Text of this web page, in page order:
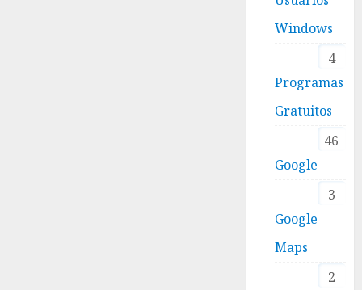
Windows
4
Programas
Gratuitos
46
Google
3
Google
Maps
2